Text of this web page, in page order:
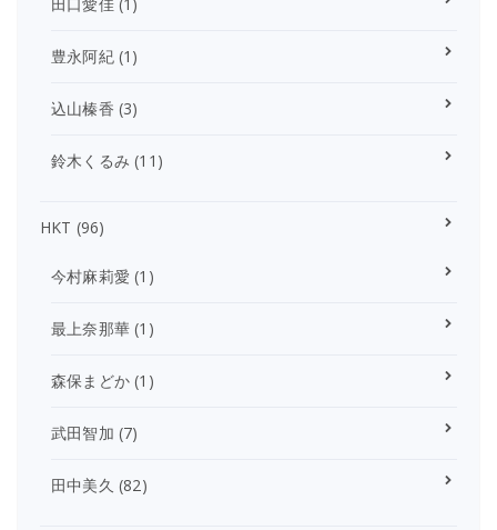
田口愛佳(1)
豊永阿紀(1)
込山榛香 (3)
鈴木くるみ (11)
HKT (96)
今村麻莉愛 (1)
最上奈那華 (1)
森保まどか (1)
武田智加 (7)
田中美久 (82)